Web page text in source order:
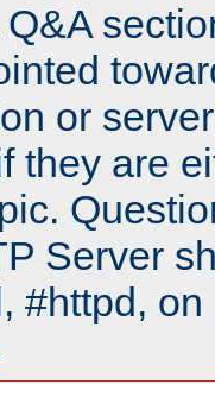
or
they are
Server
#httpd,